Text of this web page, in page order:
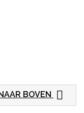
BOVEN 